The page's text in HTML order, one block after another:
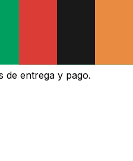
en tiempo real,
de entrega y pago.